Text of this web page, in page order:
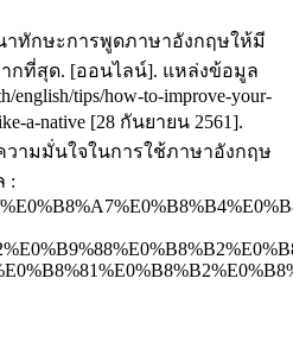
าทักษะการพูดภาษาอังกฤษให้มี
ากที่สุด. [ออนไลน์]. แหล่งข้อมูล
english/tips/how-to-improve-your-
a-native [28 กันยายน 2561].
วามมั่นใจในการใช้ภาษาอังกฤษ
: